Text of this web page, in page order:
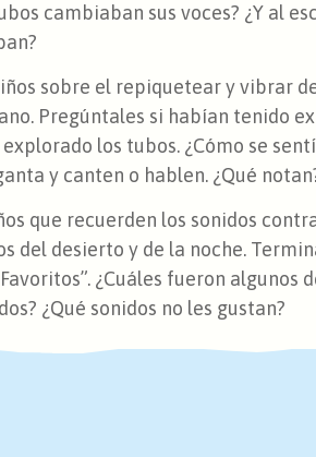
cambiaban sus voces? ¿Y al
sobre el repiquetear y vibrar
Pregúntales si habían tenido
los tubos. ¿Cómo se
y canten o hablen. ¿Qué
que recuerden los sonidos
del desierto y de la noche.
¿Cuáles fueron algunos
¿Qué sonidos no les gustan?